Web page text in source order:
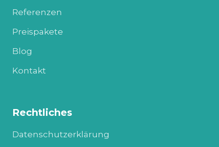
Referenzen
Preispakete
Blog
Kontakt
Rechtliches
Datenschutzerklärung